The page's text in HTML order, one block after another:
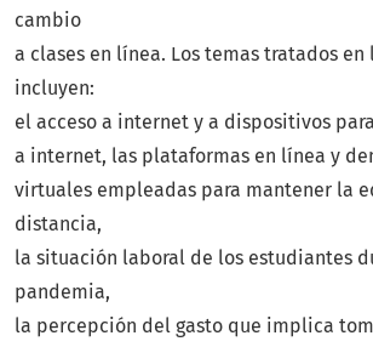
cambio
a clases en línea. Los temas tratados en
incluyen:
el acceso a internet y a dispositivos
a internet, las plataformas en línea y
virtuales empleadas para mantener la
distancia,
la situación laboral de los estudiantes
pandemia,
la percepción del gasto que implica